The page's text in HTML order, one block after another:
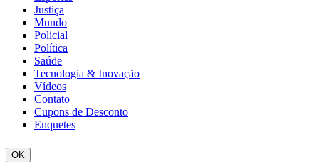
Justiça
Mundo
Policial
Política
Saúde
Tecnologia & Inovação
Vídeos
Contato
Cupons de Desconto
Enquetes
OK